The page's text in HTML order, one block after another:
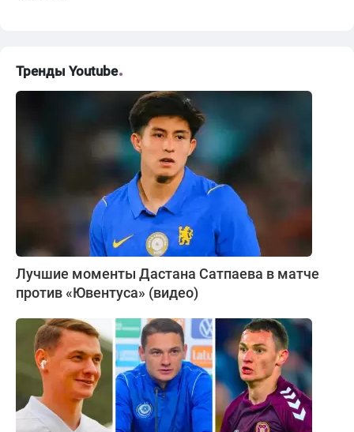
Тренды Youtube
Лучшие моменты Дастана Сатпаева в матче
против «Ювентуса» (видео)